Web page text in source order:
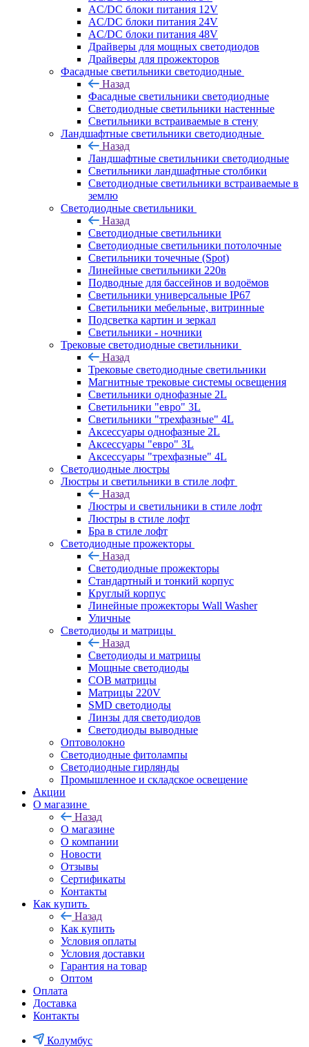
AC/DC блоки питания 12V
AC/DC блоки питания 24V
AC/DC блоки питания 48V
Драйверы для мощных светодиодов
Драйверы для прожекторов
Фасадные светильники светодиодные
Назад
Фасадные светильники светодиодные
Светодиодные светильники настенные
Светильники встраиваемые в стену
Ландшафтные светильники светодиодные
Назад
Ландшафтные светильники светодиодные
Светильники ландшафтные столбики
Светодиодные светильники встраиваемые в
землю
Светодиодные светильники
Назад
Светодиодные светильники
Светодиодные светильники потолочные
Светильники точечные (Spot)
Линейные светильники 220в
Подводные для бассейнов и водоёмов
Светильники универсальные IP67
Светильники мебельные, витринные
Подсветка картин и зеркал
Светильники - ночники
Трековые светодиодные светильники
Назад
Трековые светодиодные светильники
Магнитные трековые системы освещения
Светильники однофазные 2L
Светильники "евро" 3L
Светильники "трехфазные" 4L
Аксессуары однофазные 2L
Аксессуары "евро" 3L
Аксессуары "трехфазные" 4L
Светодиодные люстры
Люстры и светильники в стиле лофт
Назад
Люстры и светильники в стиле лофт
Люстры в стиле лофт
Бра в стиле лофт
Светодиодные прожекторы
Назад
Светодиодные прожекторы
Стандартный и тонкий корпус
Круглый корпус
Линейные прожекторы Wall Washer
Уличные
Светодиоды и матрицы
Назад
Светодиоды и матрицы
Мощные светодиоды
COB матрицы
Матрицы 220V
SMD светодиоды
Линзы для светодиодов
Светодиоды выводные
Оптоволокно
Светодиодные фитолампы
Светодиодные гирлянды
Промышленное и складское освещение
Акции
О магазине
Назад
О магазине
О компании
Новости
Отзывы
Сертификаты
Контакты
Как купить
Назад
Как купить
Условия оплаты
Условия доставки
Гарантия на товар
Оптом
Оплата
Доставка
Контакты
Колумбус